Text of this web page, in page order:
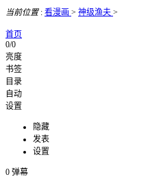
当前位置: 看漫画 > 神级渔夫 >
首页
0/0
亮度
书签
目录
自动
设置
隐藏
发表
设置
0 弹幕